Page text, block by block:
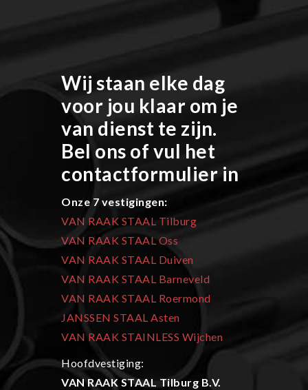
Wij staan elke dag
voor jou klaar om je
van dienst te zijn.
Bel ons of vul het
contactformulier in
Onze 7 vestigingen:
VAN RAAK STAAL Tilburg
VAN RAAK STAAL Oss
VAN RAAK STAAL Duiven
VAN RAAK STAAL Barneveld
VAN RAAK STAAL Roermond
JANSSEN STAAL Asten
VAN RAAK STAINLESS Wijchen
Hoofdvestiging:
VAN RAAK STAAL Tilburg B.V.